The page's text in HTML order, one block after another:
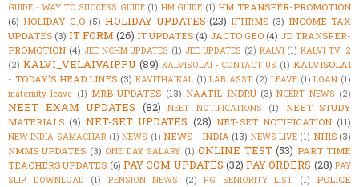
GUIDE - WAY TO SUCCESS GUIDE (1) HM GUIDE (1) HM TRANSFER-PROMOTION
(6) HOLIDAY G.O (5) HOLIDAY UPDATES (23) IFHRMS (3) INCOME TAX
UPDATES (3) IT FORM (26) IT UPDATES (4) JACTO GEO (4) JD TRANSFER-
PROMOTION (4) JEE NCHM UPDATES (1) JEE UPDATES (2) KALVI (1) KALVI TV_2
(2) KALVI_VELAIVAIPPU (89) KALVISOLAI - CONTACT US (1) KALVISOLAI
- TODAY'S HEAD LINES (3) KAVITHAIKAL (1) LAB ASST (2) LEAVE (1) LOAN (1)
maternity leave (1) MRB UPDATES (13) NAATIL INDRU (3) NCERT NEWS (2)
NEET EXAM UPDATES (82) NEET NOTIFICATIONS (1)
NEET STUDY
MATERIALS (9) NET-SET UPDATES (28) NET-SET NOTIFICATION (11)
NEW INDIA SAMACHAR (1) NEWS (1) NEWS - INDIA (13) NEWS LIVE (1) NHIS (3)
NMMS UPDATES (3) ONE DAY SALARY (1) ONLINE TEST (53) PART TIME
TEACHERS UPDATES (6) PAY COM UPDATES (32) PAY ORDERS (28) PAY
SLIP DOWNLOAD
(1) PENSION NEWS (2) PG SENIORITY LIST (1)
POLICE